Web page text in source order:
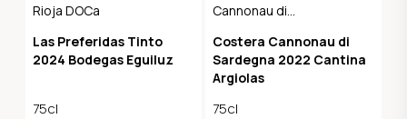
Rioja DOCa
Las Preferidas Tinto
2024 Bodegas Eguiluz
75cl
Cannonau di
Costera Cannonau di
Sardegna 2022 Cantina
Argiolas
75cl